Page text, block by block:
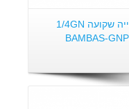
מקרר דלפק 2 דלתות כולל סלטייה שקועה 1/4GN